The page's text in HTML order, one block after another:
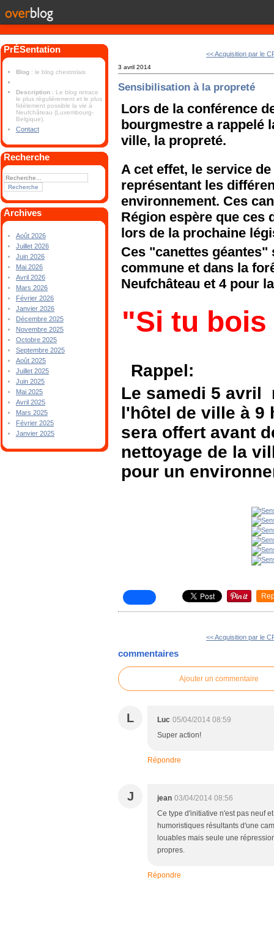
PrÉSentation
Blog : le blog chestrolais
Description : Le blog retrace
le plus régulièrement et le plus
fidèlement possible la vie à
Neufchâteau (Luxembourg-
Belgique).
Contact
Recherche
Archives
Août 2026
Juillet 2026
Juin 2026
Mai 2026
Avril 2026
Mars 2026
Février 2026
Janvier 2026
Décembre 2025
Novembre 2025
Octobre 2025
Septembre 2025
Août 2025
Juillet 2025
Juin 2025
Mai 2025
Avril 2025
Mars 2025
Février 2025
Janvier 2025
<< Acquisition par le
3 avril 2014
Sensibilisation à la propreté
Lors de la conférence
bourgmestre a rappelé
ville, la propreté.
A cet effet, le service
représentant les
environnement. Ces
Région espère que ces
lors de la prochaine
Ces "canettes
commune et dans la
Neufchâteau et 4 pour
"Si tu
Rappel:
Le samedi 5 avril
l'hôtel de ville à 9
sera offert avant
nettoyage de la
pour un
<< Acquisition par le
commentaires
Ajouter un commentaire
L Luc 05/04/2014 08:59
Super action!
Répondre
J jean 03/04/2014 08:56
Ce type d'initiative n'est pas neuf
humoristiques résultants d'une
louables mais seule une
propres.
Répondre